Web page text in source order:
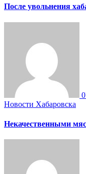
После увольнения
Новости Хабаровска
Некачественными